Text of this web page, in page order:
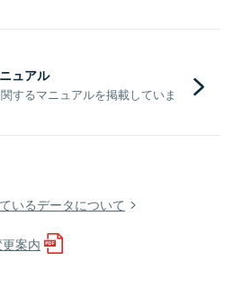
ュアル
するマニュアルを掲載していま
いるデータについて
案内